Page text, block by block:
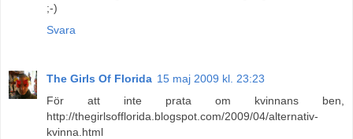
;-)
Svara
The Girls Of Florida 15 maj 2009 kl. 23:23
För att inte prata om kvinnans ben,
http://thegirlsofflorida.blogspot.com/2009/04/alternativ-
kvinna.html